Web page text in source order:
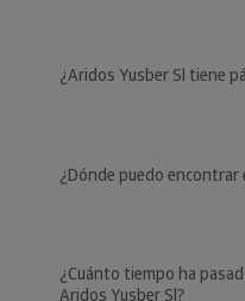
¿Aridos Yusber Sl tiene
¿Dónde puedo encontrar
¿Cuánto tiempo ha
Aridos Yusber Sl?